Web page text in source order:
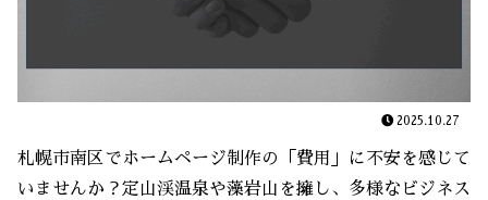
2025.10.27
札幌市南区でホームページ制作の「費用」に不安を感じて
いませんか？定山渓温泉や藻岩山を擁し、多様なビジネス